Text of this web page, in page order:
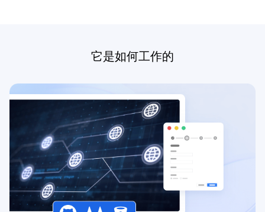
它是如何工作的